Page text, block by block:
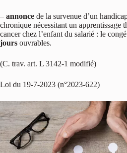
– annonce de la survenue d’un
chronique nécessitant un apprentissage
cancer chez l’enfant du salarié : le
jours ouvrables.
(C. trav. art. L 3142-1 modifié)
Loi du 19-7-2023 (n°2023-622)